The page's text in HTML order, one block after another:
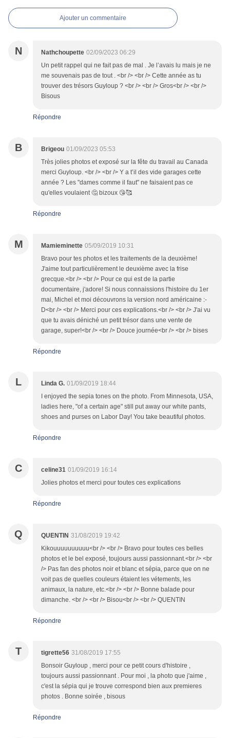
Ajouter un commentaire
N Nathchoupette 02/09/2023 06:29
Un petit rappel qui ne fait pas de mal . Je l’avais lu mais je ne
me souvenais pas de tout . <br /> <br /> Cette année as tu
trouver des trésors Guyloup ? <br /> <br /> Gros<br /> <br />
Bisous
Répondre
B Brigeou 01/09/2023 05:53
Très jolies photos et exposé sur la fête du travail au Canada
merci Guyloup. <br /> <br /> Y a t’il des vide garages cette
année ? Les "dames comme il faut" ne faisaient pas ce
qu'elles voulaient 🤔 bizoux 😘🥰
Répondre
M Mamieminette 05/09/2019 10:31
Bravo pour tes photos et les traitements de la deuxième!
J'aime tout particulièrement le deuxième avec la frise
grecque.<br /> <br /> Pour ce qui est de la partie
documentaire, j'adore! Si nous connaissions l'histoire du 1er
mai, Michel et moi découvrons la version nord américaine :-
D<br /> <br /> Merci pour ces explications.<br /> <br /> J'ai vu
que tu avais déniché un petit trésor dans une vente de
garage, super!<br /> <br /> Douce journée<br /> <br /> bises
Répondre
L Linda G. 01/09/2019 18:44
I enjoyed the sepia tones on the photo. From Minnesota, USA,
ladies here, "of a certain age" still put away our white pants,
shoes and purses on Labor Day! You take beautiful photos.
Répondre
C celine31 01/09/2019 16:14
Jolies photos et merci pour toutes ces explications
Répondre
Q QUENTIN 31/08/2019 19:42
Kikouuuuuuuuuu<br /> <br /> Bravo pour toutes ces belles
photos et le bel exposé, toujours aussi passionnant.<br /> <br
/> Pas fan des photos noir et blanc et sépia, parce que on ne
voit pas de quelles couleurs étaient les vétements, les
animaux, la nature, etc.<br /> <br /> Bonne balade pour
dimanche. <br /> <br /> Bisou<br /> <br /> QUENTIN
Répondre
T tigrette56 31/08/2019 17:55
Bonsoir Guyloup , merci pour ce petit cours d'histoire ,
toujours aussi passionnant . Pour moi , la photo que j'aime ,
c'est la sépia qui je trouve correspond bien aux premieres
photos . Bonne soirée , bisous
Répondre